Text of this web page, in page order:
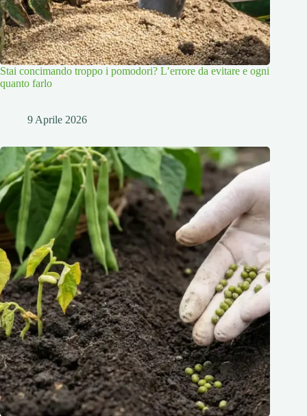
Stai concimando troppo i pomodori? L’errore da evitare e ogni
quanto farlo
9 Aprile 2026